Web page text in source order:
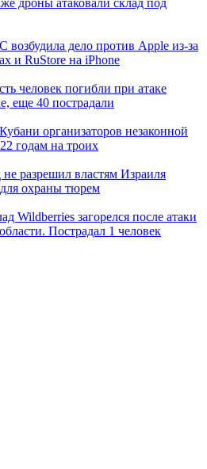
дроны атаковали склад под
возбудила дело против Apple из-за
и RuStore на iPhone
человек погибли при атаке
еще 40 пострадали
организаторов незаконной
годам на троих
не разрешил властям Израиля
для охраны тюрем
Wildberries загорелся после атаки
Пострадал 1 человек